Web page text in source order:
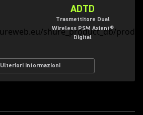
ADTD
Trasmettitore Dual
Wireless PSM Axient®
Digital
Ulteriori informazioni